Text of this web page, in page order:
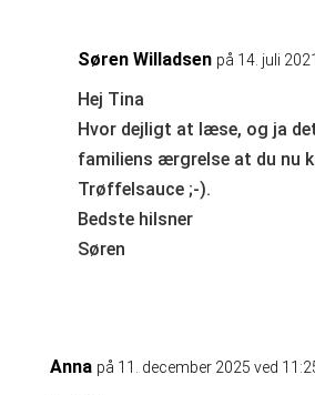
Søren Willadsen på 14. juli
Hej Tina
Hvor dejligt at læse, og ja
familiens ærgrelse at du nu
Trøffelsauce ;-).
Bedste hilsner
Søren
Anna på 11. december 2025 ved